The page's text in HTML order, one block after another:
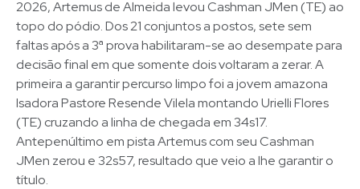
2026, Artemus de Almeida levou Cashman JMen (TE) ao
topo do pódio. Dos 21 conjuntos a postos, sete sem
faltas após a 3ª prova habilitaram-se ao desempate para
decisão final em que somente dois voltaram a zerar. A
primeira a garantir percurso limpo foi a jovem amazona
Isadora Pastore Resende Vilela montando Urielli Flores
(TE) cruzando a linha de chegada em 34s17.
Antepenúltimo em pista Artemus com seu Cashman
JMen zerou e 32s57, resultado que veio a lhe garantir o
título.